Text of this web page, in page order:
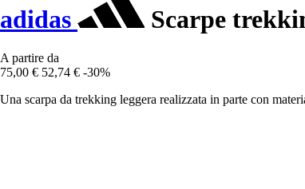
adidas Scarpe
A partire da
75,00 € 52,74 € -30%
Una scarpa da trekking leggera realizzata in parte con